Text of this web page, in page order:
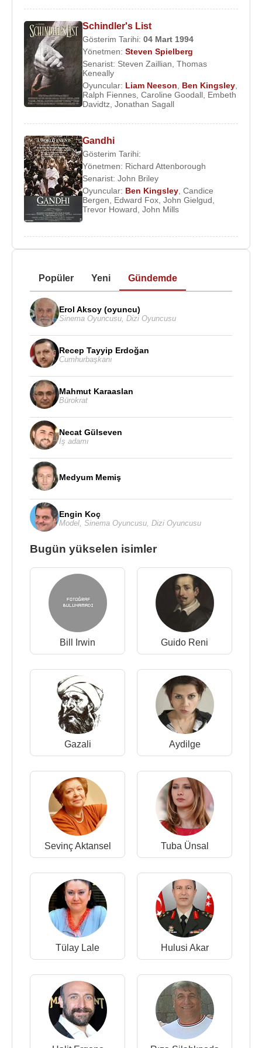
Schindler's List
Gösterim Tarihi: 04 Mart 1994
Yönetmen: Steven Spielberg
Senarist: Steven Zaillian Thomas
Keneally
Oyuncular: Liam Neeson Ben Kingsley
Ralph Fiennes Caroline Goodall Embeth
Davidtz Jonathan Sagall
Gandhi
Gösterim Tarihi:
Yönetmen: Richard Attenborough
Senarist: John Briley
Oyuncular: Ben Kingsley Candice
Bergen
Edward Fox John Gielgud
Trevor Howard John Mills
Popüler Yeni Gündemde
Erol Aksoy (oyuncu)
Sinema Oyuncusu Dizi Oyuncusu
Recep Tayyip Erdoğan
Cumhurbaşkanı
Mahmut Karaaslan
Bürokrat
Necat Gülseven
İş adamı
Medyum Memiş
Engin Koç
Model Sinema Oyuncusu Dizi Oyuncusu
Bugün yükselen isimler
Bill Irwin Guido Reni
Gazali Aydilge
Sevinç Aktansel Tuba Ünsal
Tülay Lale Hulusi Akar